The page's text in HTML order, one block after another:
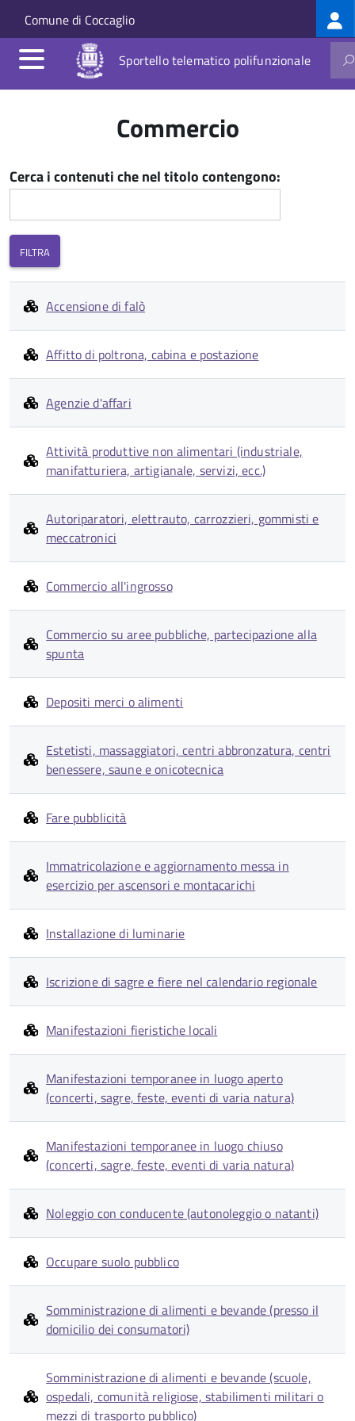
Salta al contenuto principale
Skip to site navigation
Comune di Coccaglio
Sportello telematico polifunzionale
Commercio
Cerca i contenuti che nel titolo contengono:
Accensione di falò
Affitto di poltrona, cabina e postazione
Agenzie d'affari
Attività produttive non alimentari (industriale,
manifatturiera, artigianale, servizi, ecc.)
Autoriparatori, elettrauto, carrozzieri, gommisti e
meccatronici
Commercio all'ingrosso
Commercio su aree pubbliche, partecipazione alla
spunta
Depositi merci o alimenti
Estetisti, massaggiatori, centri abbronzatura, centri
benessere, saune e onicotecnica
Fare pubblicità
Immatricolazione e aggiornamento messa in
esercizio per ascensori e montacarichi
Installazione di luminarie
Iscrizione di sagre e fiere nel calendario regionale
Manifestazioni fieristiche locali
Manifestazioni temporanee in luogo aperto
(concerti, sagre, feste, eventi di varia natura)
Manifestazioni temporanee in luogo chiuso
(concerti, sagre, feste, eventi di varia natura)
Noleggio con conducente (autonoleggio o natanti)
Occupare suolo pubblico
Somministrazione di alimenti e bevande (presso il
domicilio dei consumatori)
Somministrazione di alimenti e bevande (scuole,
ospedali, comunità religiose, stabilimenti militari o
mezzi di trasporto pubblico)